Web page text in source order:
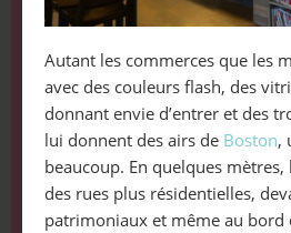
Autant les commerces que les
avec des couleurs flash, des
donnant envie d’entrer et des
lui donnent des airs de Boston,
beaucoup. En quelques
des rues plus résidentielles,
patrimoniaux et même au bord